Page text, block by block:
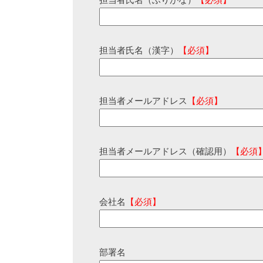
担当者氏名（漢字） 【必須】
担当者メールアドレス 【必須】
担当者メールアドレス（確認用） 【必須
会社名 【必須】
部署名